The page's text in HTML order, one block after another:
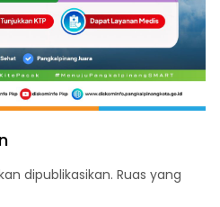
dipublikasikan. Ruas yang